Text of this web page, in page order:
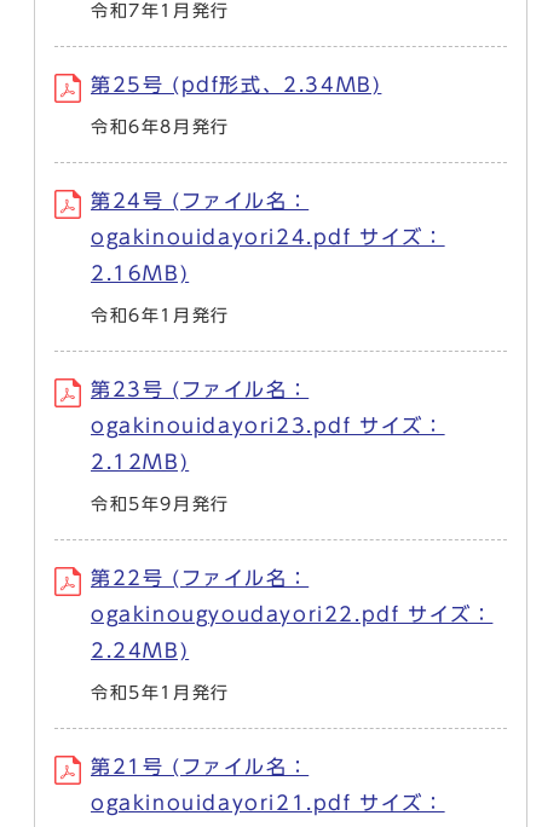
令和7年1月発行
第25号 (pdf形式、2.34MB)
令和6年8月発行
第24号 (ファイル名：
ogakinouidayori24.pdf サイズ：
2.16MB)
令和6年1月発行
第23号 (ファイル名：
ogakinouidayori23.pdf サイズ：
2.12MB)
令和5年9月発行
第22号 (ファイル名：
ogakinougyoudayori22.pdf サイズ：
2.24MB)
令和5年1月発行
第21号 (ファイル名：
ogakinouidayori21.pdf サイズ：